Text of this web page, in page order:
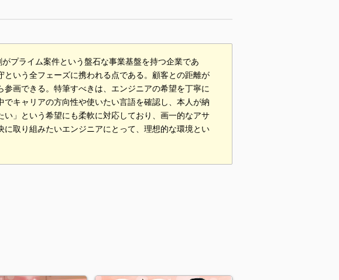
プライム案件という盤石な事業基盤を持つ企業であ
いう全フェーズに携われる点である。顧客との距離が
画できる。特筆すべきは、エンジニアの希望を丁寧に
キャリアの方向性や使いたい言語を確認し、本人が納
」という希望にも柔軟に対応しており、画一的なアサ
取り組みたいエンジニアにとって、理想的な環境とい